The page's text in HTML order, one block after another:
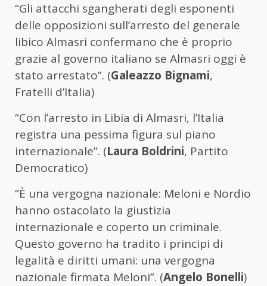
“Gli attacchi sgangherati degli esponenti
delle opposizioni sull’arresto del generale
libico Almasri confermano che è proprio
grazie al governo italiano se Almasri oggi è
stato arrestato”. (Galeazzo Bignami,
Fratelli d’Italia)
“Con l’arresto in Libia di Almasri, l’Italia
registra una pessima figura sul piano
internazionale”. (Laura Boldrini, Partito
Democratico)
“È una vergogna nazionale: Meloni e Nordio
hanno ostacolato la giustizia
internazionale e coperto un criminale.
Questo governo ha tradito i principi di
legalità e diritti umani: una vergogna
nazionale firmata Meloni”. (Angelo Bonelli)